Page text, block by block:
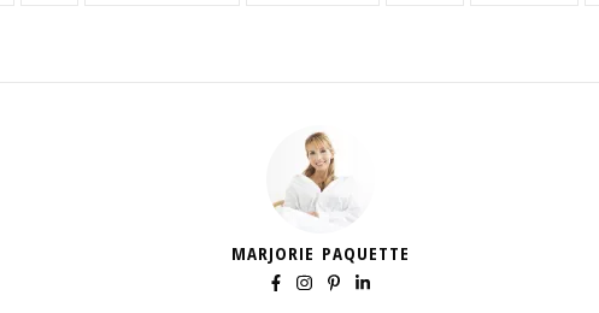
MARJORIE PAQUETTE